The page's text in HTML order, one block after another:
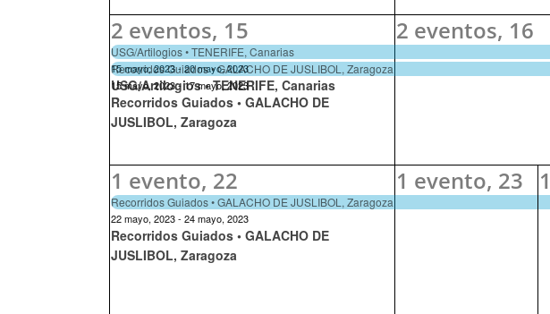
2 eventos, 15
USG/Artilogios • TENERIFE, Canarias
15 mayo, 2023-20 mayo, 2023
USG/Artilogios • TENERIFE, Canarias
Recorridos Guiados • GALACHO DE JUSLIBOL, Zaragoza
15 mayo, 2023-17 mayo, 2023
Recorridos Guiados • GALACHO DE
JUSLIBOL, Zaragoza
2 eventos, 16
1 evento, 22
Recorridos Guiados • GALACHO DE JUSLIBOL, Zaragoza
22 mayo, 2023- 24 mayo, 2023
Recorridos Guiados • GALACHO DE
JUSLIBOL, Zaragoza
1 evento, 23